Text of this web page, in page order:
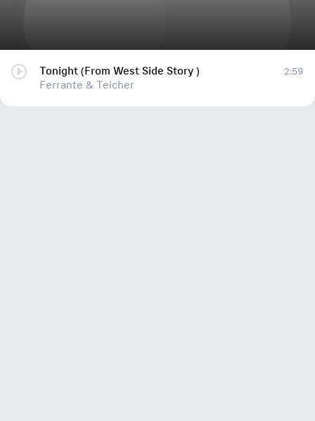
Tonight (From West Side Story )
Ferrante & Teicher
2:59